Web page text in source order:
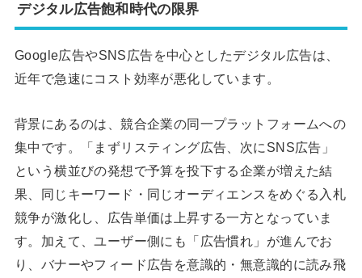
デジタル広告飽和時代の限界
Google広告やSNS広告を中心としたデジタル広告は、
近年で急速にコスト効率が悪化しています。
背景にあるのは、競合企業の同一プラットフォームへの
集中です。「まずリスティング広告、次にSNS広告」
という横並びの発想で予算を投下する企業が増えた結
果、同じキーワード・同じオーディエンスをめぐる入札
競争が激化し、広告単価は上昇する一方となっていま
す。加えて、ユーザー側にも「広告慣れ」が進んでお
り、バナーやフィード広告を意識的・無意識的に読み飛